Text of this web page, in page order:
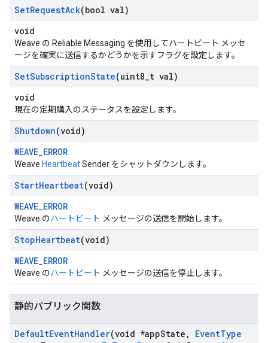
SetRequestAck(bool val)
void
Weave の Reliable Messaging を使用してハートビート メッセ
ージを確実に送信するかどうかを示すフラグを設定します。
SetSubscriptionState(uint8 t val)
void
現在の定期購入のステータスを設定します。
Shutdown(void)
WEAVE_ERROR
Weave HeartbeatSender をシャットダウンします。
StartHeartbeat(void)
WEAVE_ERROR
Weave のハートビート メッセージの送信を開始します。
StopHeartbeat(void)
WEAVE_ERROR
Weave のハートビート メッセージの送信を停止します。
静的パブリック関数
DefaultEventHandler(void *appState , EventType